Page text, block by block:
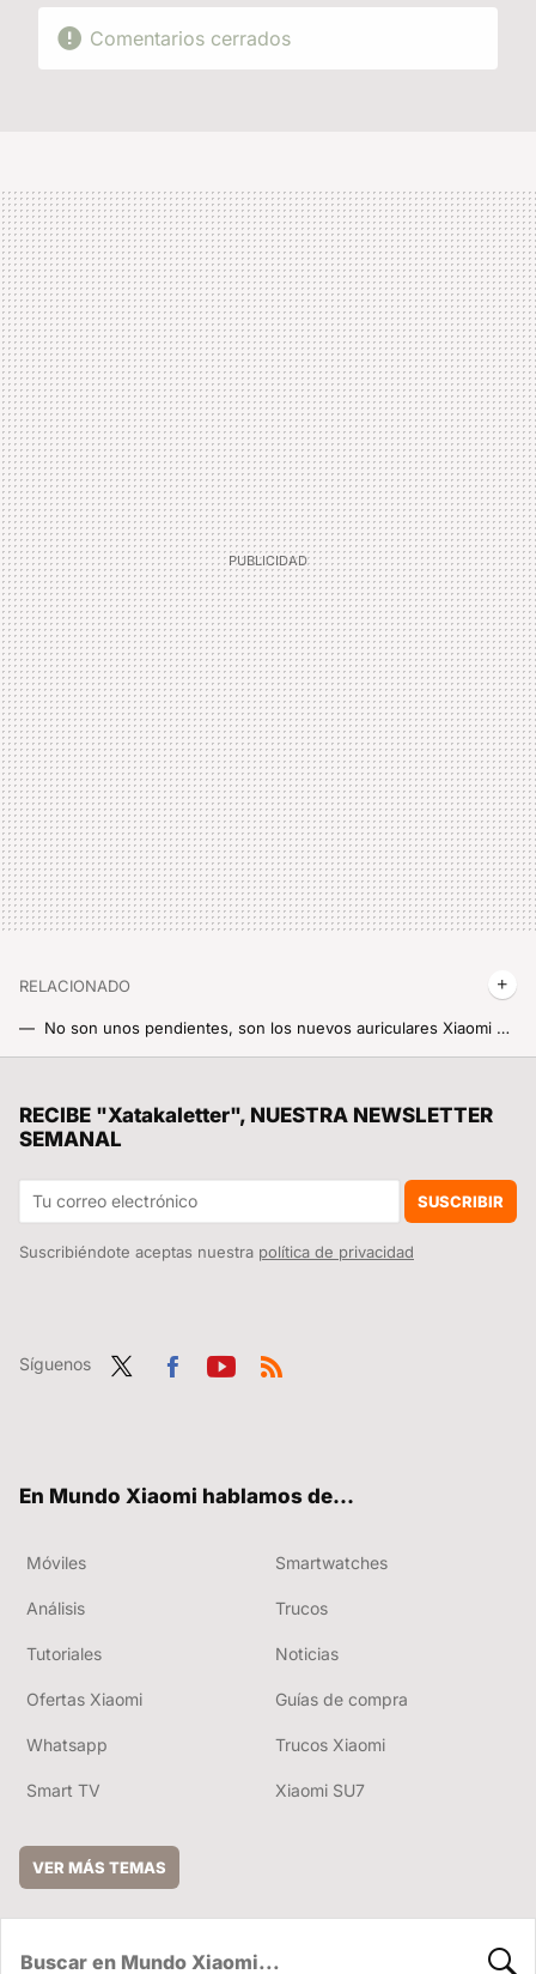
Comentarios cerrados
RELACIONADO
No son unos pendientes, son los nuevos auriculares Xiaomi que se apuntan a la tendencia 'clip' que está pegando fuerte
Ya es oficial: Así es el REDMI Note 17 Pro, un rey sin rival en su gama y el Xiaomi más resistente
RECIBE "Xatakaletter", NUESTRA NEWSLETTER
SEMANAL
SUSCRIBIR
Suscribiéndote aceptas nuestra política de privacidad
Síguenos
En Mundo Xiaomi hablamos de...
Móviles Smartwatches
Análisis Trucos
Tutoriales Noticias
Ofertas Xiaomi Guías de compra
Whatsapp Trucos Xiaomi
Smart TV Xiaomi SU7
VER MÁS TEMAS